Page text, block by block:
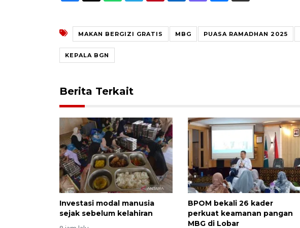
MAKAN BERGIZI GRATIS MBG PUASA RAMADHAN 2025
KEPALA BGN
Berita Terkait
Investasi modal manusia
sejak sebelum kelahiran
BPOM bekali 26 kader
perkuat keamanan pangan
MBG di Lobar